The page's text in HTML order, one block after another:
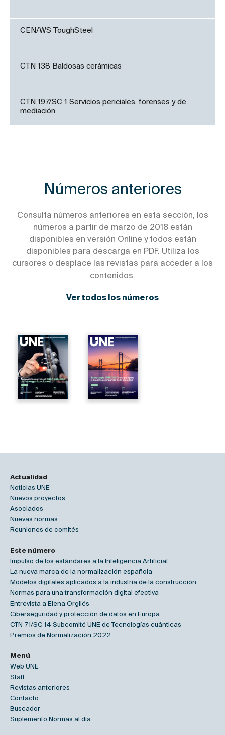
CEN/WS ToughSteel
CTN 138 Baldosas cerámicas
CTN 197/SC 1 Servicios periciales, forenses y de
mediación
Números anteriores
Consulta números anteriores en esta sección, los
números a partir de marzo de 2018 están
disponibles en versión Online y todos están
disponibles para descarga en PDF. Utiliza los
cursores o desplace las revistas para acceder a los
contenidos.
Ver todos los números
Actualidad
Noticias UNE
Nuevos proyectos
Asociados
Nuevas normas
Reuniones de comités
Este número
Impulso de los estándares a la Inteligencia Artificial
La nueva marca de la normalización española
Modelos digitales aplicados a la industria de la construcción
Normas para una transformación digital efectiva
Entrevista a Elena Orgilés
Ciberseguridad y protección de datos en Europa
CTN 71/SC 14 Subcomité UNE de Tecnologías cuánticas
Premios de Normalización 2022
Menú
Web UNE
Staff
Revistas anteriores
Contacto
Buscador
Suplemento Normas al día